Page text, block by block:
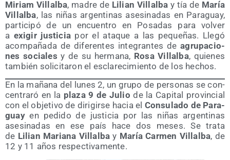
Miriam Villal­ba, madre de Lilian Villal­ba y tía de María
Villal­ba, las niñas argen­ti­nas ase­si­na­das en Para­guay,
par­ti­ci­pó de un encuen­tro en Posa­das para vol­ver
a exi­gir jus­ti­ciapor el ata­que a las peque­ñas. Lle­gó
acom­pa­ña­da de dife­ren­tes inte­gran­tes deagru­pa­cio­
nes socia­les y de su her­ma­na, Rosa Villal­ba, quie­nes
tam­bién soli­ci­ta­ron el escla­re­ci­mien­to de los hechos.
En la maña­na del lunes 2, un gru­po de per­so­nas se con­
cen­tra­ró en la pla­za 9 de Julio de la Capi­tal pro­vin­cial
con el obje­ti­vo de diri­gir­se hacia el Con­su­la­do de Para­
guayen pedi­do de jus­ti­cia por las niñas argen­ti­nas
ase­si­na­das en ese país hace dos meses. Se tra­ta
de Lilian Maria­na Villal­ba y María Car­men Villal­ba, de
12 y 11 años respectivamente.